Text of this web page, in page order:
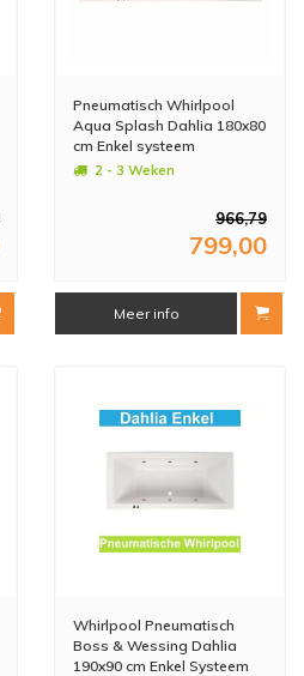
Pneumatisch Whirlpool
Aqua Splash Dahlia 180x80
cm Enkel systeem
2 - 3 Weken
966,79
799,00
Meer info
Whirlpool Pneumatisch
Boss & Wessing Dahlia
190x90 cm Enkel Systeem